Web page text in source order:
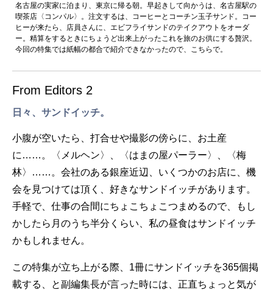
名古屋の実家に泊まり、東京に帰る朝。早起きして向かうは、名古屋駅の
喫茶店〈コンパル〉。注文するは、コーヒーとコーチン玉子サンド。コー
ヒーが来たら、店員さんに、エビフライサンドのテイクアウトをオーダ
ー。精算をするときにちょうど出来上がったこれを旅のお供にする贅沢。
今回の特集では紙幅の都合で紹介できなかったので、こちらで。
From Editors 2
日々、サンドイッチ。
小腹が空いたら、打合せや撮影の傍らに、お土産
に……。〈メルヘン〉、〈はまの屋パーラー〉、〈梅
林〉……。会社のある銀座近辺、いくつかのお店に、機
会を見つけては頂く、好きなサンドイッチがあります。
手軽で、仕事の合間にちょこちょこつまめるので、もし
かしたら月のうち半分くらい、私の昼食はサンドイッチ
かもしれません。
​この特集が立ち上がる際、​1冊にサンドイッチを365個掲
載する、と副編集長が言った時には、正直ちょっと気が